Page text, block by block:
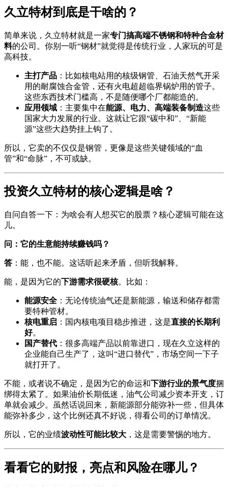
久立特材到底是干啥的？
简单来说，久立特材就是一家专门搞高端不锈钢和特种合金材
料的公司。你别一听“钢材”就觉得是传统行业，人家玩的可是
高科技。
主打产品 ：比如核电站用的核级钢管、石油天然气开采
用的耐腐蚀合金管，还有火电超超临界锅炉用的管子。
这些东西技术门槛高，不是随便哪个厂都能造的。
应用领域 ：主要集中在能源、电力、高端装备制造这些
国家大力发展的行业。这就让它跟“碳中和”、“新能
源”这些大趋势挂上钩了。
所以，它卖的不仅仅是钢管，更像是这些关键领域的“血
管”和“命脉”，不可或缺。
投资久立特材的核心逻辑是啥？
自问自答一下：为啥会有人想买它的股票？核心逻辑可能在这
儿。
问：它的生意能持续赚钱吗？
答 ：能，也不能。这话听起来矛盾，但听我解释。
能，是因为它的下游需求很硬核。比如：
能源安全 ：无论传统油气还是新能源，输送和储存都需
要特种管材。
核电重启 ：国内核电项目稳步推进，这是直接的长期利
好。
国产替代 ：很多高端产品以前靠进口，现在久立这样的
企业能自己生产了，这叫“进口替代”，市场空间一下子
就打开了。
不能，或者说不确定，是因为它的命运和下游行业的景气度捆
绑得太紧了。如果油价长期低迷，油气公司减少资本开支，订
单就会减少。虽然话说回来，新能源部分能弥补一些，但具体
能弥补多少，这个比例还真不好说，得看公司的订单情况。
所以，它的业绩波动性可能比较大 ，这是需要警惕的地方。
看看它的财报，亮点和风险在哪儿？